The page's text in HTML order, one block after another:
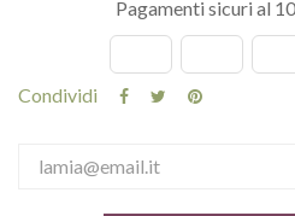
Pagamenti sicuri al
Condividi